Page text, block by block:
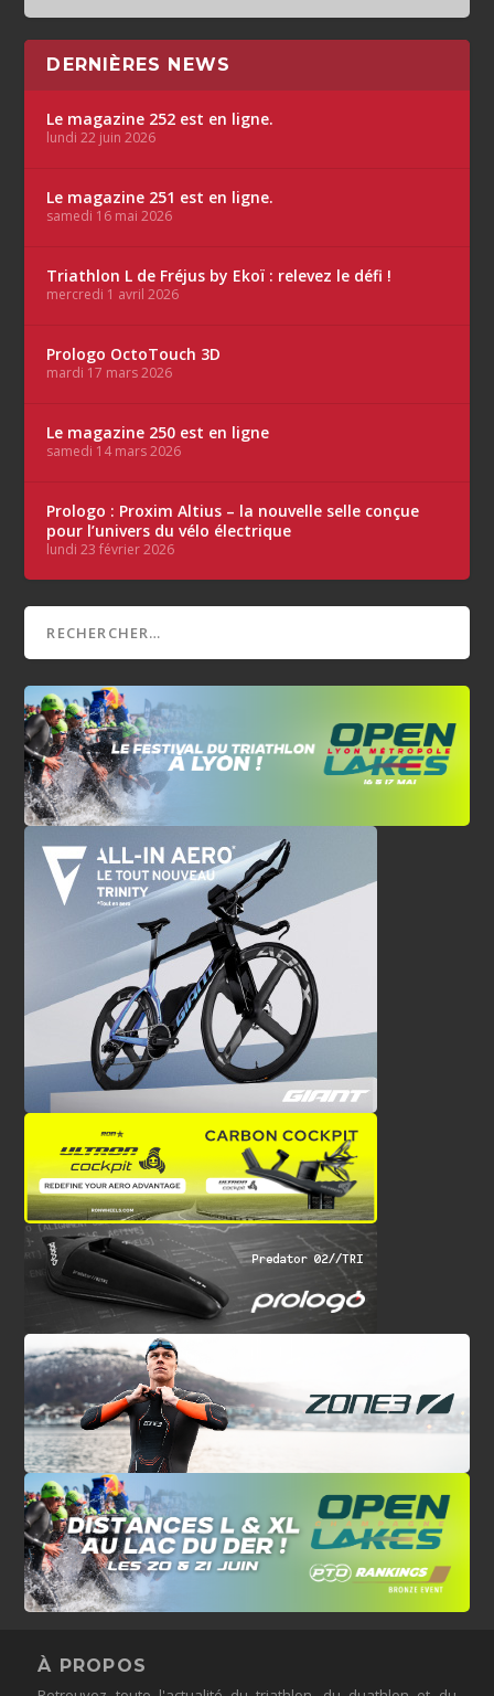
DERNIÈRES NEWS
Le magazine 252 est en ligne.
lundi 22 juin 2026
Le magazine 251 est en ligne.
samedi 16 mai 2026
Triathlon L de Fréjus by Ekoï : relevez le défi !
mercredi 1 avril 2026
Prologo OctoTouch 3D
mardi 17 mars 2026
Le magazine 250 est en ligne
samedi 14 mars 2026
Prologo : Proxim Altius – la nouvelle selle conçue
pour l’univers du vélo électrique
lundi 23 février 2026
À PROPOS